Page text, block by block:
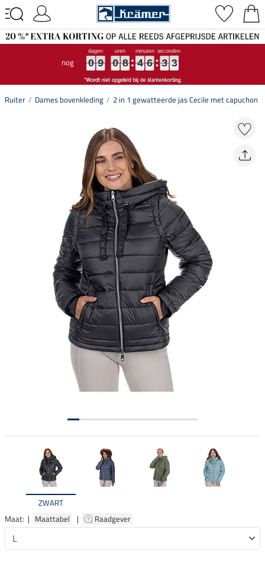
nog 0
0
0
0 9
9
9
9 0
0
0
0 8
8
8
8 4
4
4
4 6
6
6
6 3
3
3
3 2
2
2
2
Ruiter Dames bovenkleding 2 in 1 gewatteerde jas Cecile met capuchon
ZWART
Maat: | Maattabel | Raadgever